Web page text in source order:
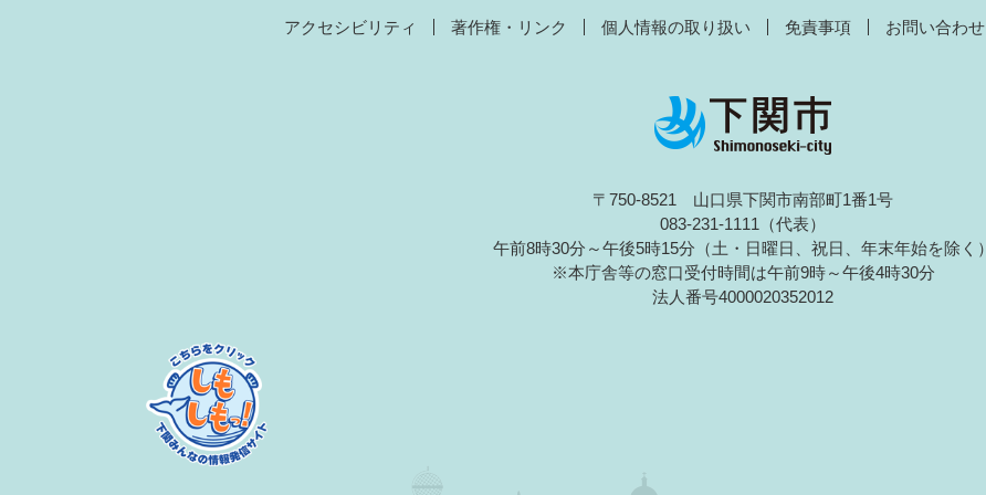
アクセシビリティ 著作権・リンク 個人情報の取り扱い 免責事項 お問い合わせ
〒750-8521 山口県下関市南部町1番1号
083-231-1111（代表）
午前8時30分～午後5時15分（土・日曜日、祝日、年末年始を除く）
※本庁舎等の窓口受付時間は午前9時～午後4時30分
法人番号4000020352012